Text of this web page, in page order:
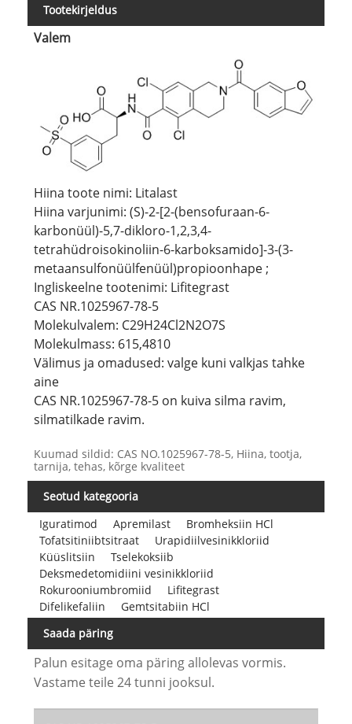
Tootekirjeldus
Valem
Hiina toote nimi: Litalast
Hiina varjunimi: (S)-2-[2-(bensofuraan-6-
karbonüül)-5,7-dikloro-1,2,3,4-
tetrahüdroisokinoliin-6-karboksamido]-3-(3-
metaansulfonüülfenüül)propioonhape ;
Ingliskeelne tootenimi: Lifitegrast
CAS NR.1025967-78-5
Molekulvalem: C29H24Cl2N2O7S
Molekulmass: 615,4810
Välimus ja omadused: valge kuni valkjas tahke
aine
CAS NR.1025967-78-5 on kuiva silma ravim,
silmatilkade ravim.
Kuumad sildid: CAS NO.1025967-78-5, Hiina, tootja,
tarnija, tehas, kõrge kvaliteet
Seotud kategooria
Iguratimod
Apremilast
Bromheksiin HCl
Tofatsitiniibtsitraat
Urapidiilvesinikkloriid
Küüslitsiin
Tselekoksiib
Deksmedetomidiini vesinikkloriid
Rokurooniumbromiid
Lifitegrast
Difelikefaliin
Gemtsitabiin HCl
Saada päring
Palun esitage oma päring allolevas vormis.
Vastame teile 24 tunni jooksul.